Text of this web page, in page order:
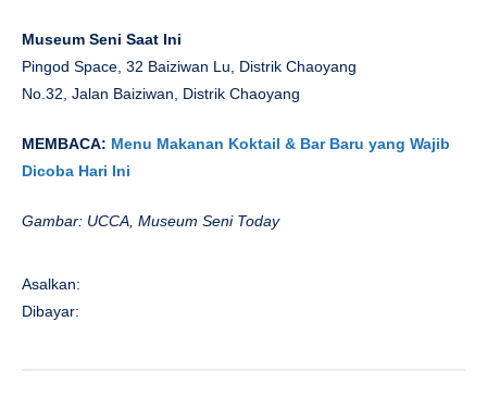
Museum Seni Saat Ini
Pingod Space, 32 Baiziwan Lu, Distrik Chaoyang
No.32, Jalan Baiziwan, Distrik Chaoyang
MEMBACA: Menu Makanan Koktail & Bar Baru yang Wajib
Dicoba Hari Ini
Gambar: UCCA, Museum Seni Today
Asalkan:
Dibayar: